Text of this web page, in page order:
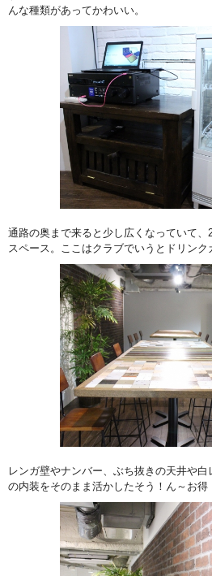
んな種類があってかわいい。
通路の奥まで来ると少し広くなっていて
スペース。ここはクラブでいうとドリンク
レンガ壁やナンバー、ぶち抜きの天井や
の内装をそのまま活かしたそう！ん～お得